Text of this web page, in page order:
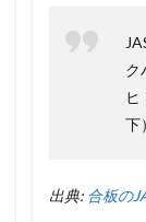
ク
ヒ
下
出典: 合板の